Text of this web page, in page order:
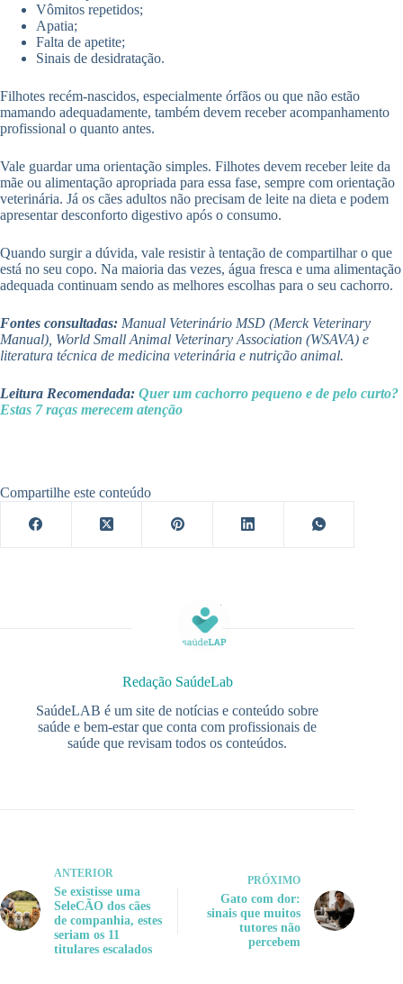
Vômitos repetidos;
Apatia;
Falta de apetite;
Sinais de desidratação.
Filhotes recém-nascidos, especialmente órfãos ou que não estão
mamando adequadamente, também devem receber acompanhamento
profissional o quanto antes.
Vale guardar uma orientação simples. Filhotes devem receber leite da
mãe ou alimentação apropriada para essa fase, sempre com orientação
veterinária. Já os cães adultos não precisam de leite na dieta e podem
apresentar desconforto digestivo após o consumo.
Quando surgir a dúvida, vale resistir à tentação de compartilhar o que
está no seu copo. Na maioria das vezes, água fresca e uma alimentação
adequada continuam sendo as melhores escolhas para o seu cachorro.
Fontes consultadas: Manual Veterinário MSD (Merck Veterinary
Manual), World Small Animal Veterinary Association (WSAVA) e
literatura técnica de medicina veterinária e nutrição animal.
Leitura Recomendada: Quer um cachorro pequeno e de pelo curto?
Estas 7 raças merecem atenção
Compartilhe este conteúdo
Redação SaúdeLab
SaúdeLAB é um site de notícias e conteúdo sobre
saúde e bem-estar que conta com profissionais de
saúde que revisam todos os conteúdos.
ANTERIOR
Se existisse uma
SeleCÃO dos cães
de companhia, estes
seriam os 11
titulares escalados
PRÓXIMO
Gato com dor:
sinais que muitos
tutores não
percebem